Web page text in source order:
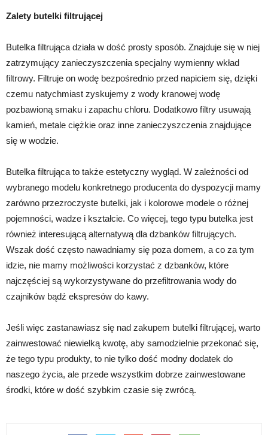
Zalety butelki filtrującej
Butelka filtrująca działa w dość prosty sposób. Znajduje się w niej
zatrzymujący zanieczyszczenia specjalny wymienny wkład
filtrowy. Filtruje on wodę bezpośrednio przed napiciem się, dzięki
czemu natychmiast zyskujemy z wody kranowej wodę
pozbawioną smaku i zapachu chloru. Dodatkowo filtry usuwają
kamień, metale ciężkie oraz inne zanieczyszczenia znajdujące
się w wodzie.
Butelka filtrująca to także estetyczny wygląd. W zależności od
wybranego modelu konkretnego producenta do dyspozycji mamy
zarówno przezroczyste butelki, jak i kolorowe modele o różnej
pojemności, wadze i kształcie. Co więcej, tego typu butelka jest
również interesującą alternatywą dla dzbanków filtrujących.
Wszak dość często nawadniamy się poza domem, a co za tym
idzie, nie mamy możliwości korzystać z dzbanków, które
najczęściej są wykorzystywane do przefiltrowania wody do
czajników bądź ekspresów do kawy.
Jeśli więc zastanawiasz się nad zakupem butelki filtrującej, warto
zainwestować niewielką kwotę, aby samodzielnie przekonać się,
że tego typu produkty, to nie tylko dość modny dodatek do
naszego życia, ale przede wszystkim dobrze zainwestowane
środki, które w dość szybkim czasie się zwrócą.